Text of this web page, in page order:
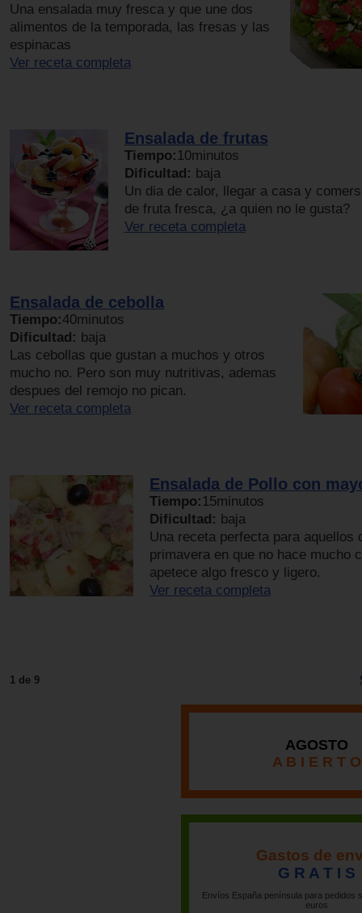
Una ensalada muy fresca y que une dos
alimentos de la temporada, las fresas y las
espinacas
Ver receta completa
Ensalada de frutas
Tiempo: 10minutos
Dificultad: baja
Un dia de calor, llegar a casa y
de fruta fresca, ¿a quien no le gusta?
Ver receta completa
Ensalada de cebolla
Tiempo:40minutos
Dificultad: baja
Las cebollas que gustan a muchos y otros
mucho no. Pero son muy nutritivas, ademas
despues del remojo no pican.
Ver receta completa
Ensalada de Pollo con
Tiempo: 15minutos
Dificultad: baja
Una receta perfecta para aquellos
primavera en que no hace mucho
apetece algo fresco y ligero.
Ver receta completa
1 de 9
AGOSTO
A B I E R T O
Gastos de
G R A T I S
Envíos España península para pedidos
euros